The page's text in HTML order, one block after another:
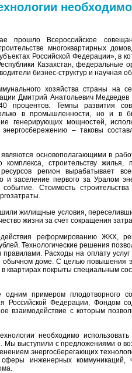
прошло Всероссийское
многоквартирных
Российской Федерации», в
Казахстан, федеральные
бизнес-структур и научная
хозяйства страны на
Дмитрий Анатольевич Медведев
процентов. Темпы развития
в промышленности, но и в
генерирующих мощностей,
– таковы
основополагающими в
строительству жилья,
регион вырабатывает
и заселение первого за Уралом
событие. Стоимость
жилищные условия,
жизни за счет сокращения
реформированию ЖКХ,
Технологические решения
Расходы на оплату
доме. С целью повышения
квартирах покрыты специальным
примером плодотворного
Российской Федерации, Фондом
взаимодействие с которым
необходимо
Мы выступили с предложениями о
энергосберегающих
сферы инженерных